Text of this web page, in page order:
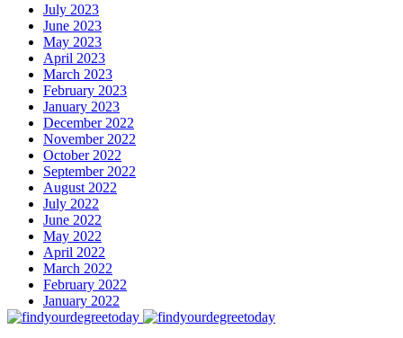
July 2023
June 2023
May 2023
April 2023
March 2023
February 2023
January 2023
December 2022
November 2022
October 2022
September 2022
August 2022
July 2022
June 2022
May 2022
April 2022
March 2022
February 2022
January 2022